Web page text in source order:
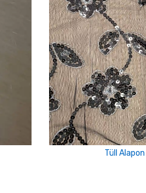
Tüll